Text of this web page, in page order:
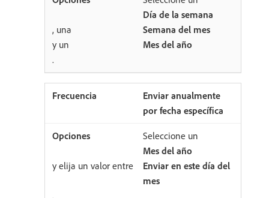
Día de la semana
, una
Semana del mes
y un
Mes del año
.
Enviar anualmente
por fecha específica
Seleccione un
Mes del año
y elija un valor entre
Enviar en este día del
mes
.